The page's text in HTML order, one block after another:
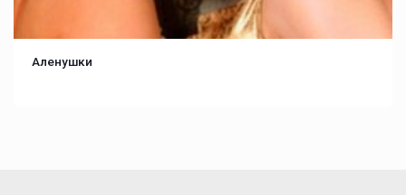
Аленушки